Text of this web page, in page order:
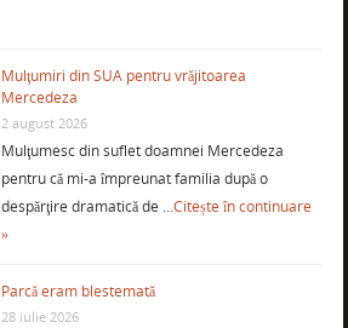
Mulţumiri din SUA pentru vrăjitoarea
Mercedeza
2 august 2026
Mulţumesc din suflet doamnei Mercedeza
pentru că mi-a împreunat familia după o
despărţire dramatică de …Citește în continuare
»
Parcă eram blestemată
28 iulie 2026